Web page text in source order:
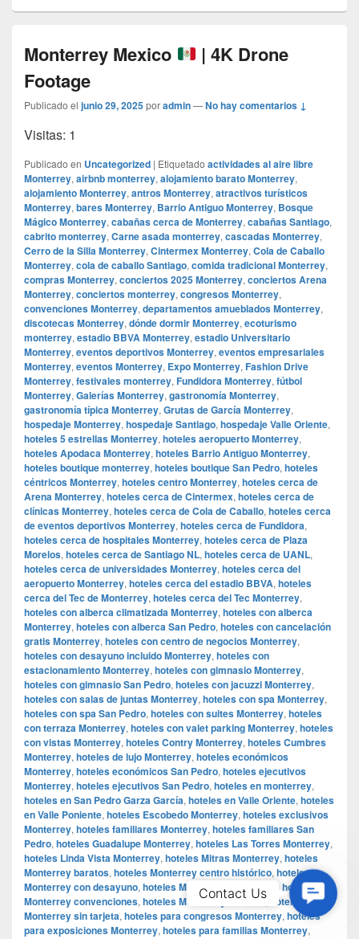
Monterrey Mexico
| 4K Drone
Footage
Publicado el junio 29, 2025poradmin—No hay comentarios ↓
Visitas: 1
Publicado en Uncategorized | Etiquetado actividades al aire libre
Monterrey, airbnb monterrey, alojamiento barato Monterrey,
alojamiento Monterrey, antros Monterrey, atractivos turísticos
Monterrey, bares Monterrey, Barrio Antiguo Monterrey, Bosque
Mágico Monterrey, cabañas cerca de Monterrey, cabañas Santiago,
cabrito monterrey, Carne asada monterrey, cascadas Monterrey,
Cerro de la Silla Monterrey, Cintermex Monterrey, Cola de Caballo
Monterrey, cola de caballo Santiago, comida tradicional Monterrey,
compras Monterrey, conciertos 2025 Monterrey, conciertos Arena
Monterrey, conciertos monterrey, congresos Monterrey,
convenciones Monterrey, departamentos amueblados Monterrey,
discotecas Monterrey, dónde dormir Monterrey, ecoturismo
monterrey, estadio BBVA Monterrey, estadio Universitario
Monterrey, eventos deportivos Monterrey, eventos empresariales
Monterrey, eventos Monterrey, Expo Monterrey, Fashion Drive
Monterrey, festivales monterrey, Fundidora Monterrey, fútbol
Monterrey, Galerías Monterrey, gastronomía Monterrey,
gastronomía típica Monterrey, Grutas de García Monterrey,
hospedaje Monterrey, hospedaje Santiago, hospedaje Valle Oriente,
hoteles 5 estrellas Monterrey, hoteles aeropuerto Monterrey,
hoteles Apodaca Monterrey, hoteles Barrio Antiguo Monterrey,
hoteles boutique monterrey, hoteles boutique San Pedro, hoteles
céntricos Monterrey, hoteles centro Monterrey, hoteles cerca de
Arena Monterrey, hoteles cerca de Cintermex, hoteles cerca de
clínicas Monterrey, hoteles cerca de Cola de Caballo, hoteles cerca
de eventos deportivos Monterrey, hoteles cerca de Fundidora,
hoteles cerca de hospitales Monterrey, hoteles cerca de Plaza
Morelos, hoteles cerca de Santiago NL, hoteles cerca de UANL,
hoteles cerca de universidades Monterrey, hoteles cerca del
aeropuerto Monterrey, hoteles cerca del estadio BBVA, hoteles
cerca del Tec de Monterrey, hoteles cerca del Tec Monterrey,
hoteles con alberca climatizada Monterrey, hoteles con alberca
Monterrey, hoteles con alberca San Pedro, hoteles con cancelación
gratis Monterrey, hoteles con centro de negocios Monterrey,
hoteles con desayuno incluido Monterrey, hoteles con
estacionamiento Monterrey, hoteles con gimnasio Monterrey,
hoteles con gimnasio San Pedro, hoteles con jacuzzi Monterrey,
hoteles con salas de juntas Monterrey, hoteles con spa Monterrey,
hoteles con spa San Pedro, hoteles con suites Monterrey, hoteles
con terraza Monterrey, hoteles con valet parking Monterrey, hoteles
con vistas Monterrey, hoteles Contry Monterrey, hoteles Cumbres
Monterrey, hoteles de lujo Monterrey, hoteles económicos
Monterrey, hoteles económicos San Pedro, hoteles ejecutivos
Monterrey, hoteles ejecutivos San Pedro, hoteles en monterrey,
hoteles en San Pedro Garza García, hoteles en Valle Oriente, hoteles
en Valle Poniente, hoteles Escobedo Monterrey, hoteles exclusivos
Monterrey, hoteles familiares Monterrey, hoteles familiares San
Pedro, hoteles Guadalupe Monterrey, hoteles Las Torres Monterrey,
hoteles Linda Vista Monterrey, hoteles Mitras Monterrey, hoteles
Monterrey baratos, hoteles Monterrey centro histórico, hoteles
Monterrey con desayuno, hoteles Monterrey conciertos
hoteles
Monterrey convenciones, hoteles Monterrey eventos,
hoteles
Monterrey sin tarjeta, hoteles para congresos Monterrey, hoteles
para exposiciones Monterrey, hoteles para familias Monterrey,
Us
Contact Us